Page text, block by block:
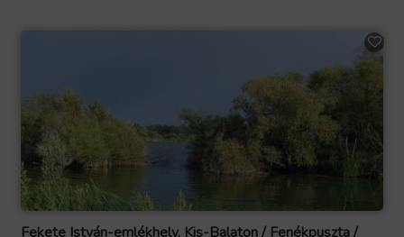
Fekete István-emlékhely, Kis-Balaton / Fenékpuszta /